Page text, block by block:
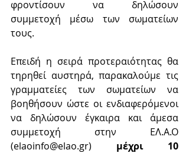
φροντίσουν να δηλώσουν
συμμετοχή μέσω των σωματείων
τους.
Επειδή η σειρά προτεραιότητας θα
τηρηθεί αυστηρά, παρακαλούμε τις
γραμματείες των σωματείων να
βοηθήσουν ώστε οι ενδιαφερόμενοι
να δηλώσουν έγκαιρα και άμεσα
συμμετοχή στην ΕΛ.Α.Ο
(elaoinfo@elao.gr) μέχρι 10